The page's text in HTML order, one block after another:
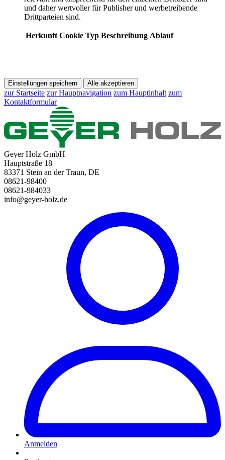
und daher wertvoller für Publisher und werbetreibende
Drittparteien sind.
Herkunft Cookie Typ Beschreibung Ablauf
Einstellungen speichern Alle akzeptieren
zur Startseite zur Hauptnavigation zum Hauptinhalt zum
Kontaktformular
Geyer Holz GmbH
Hauptstraße 18
83371 Stein an der Traun, DE
08621-98400
08621-984033
info@geyer-holz.de
Anmelden